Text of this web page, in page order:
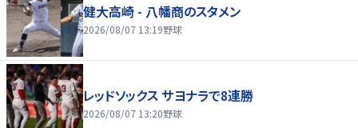
健大高崎 - 八幡商のスタメン
2026/08/07 13:19野球
レッドソックス サヨナラで8連勝
2026/08/07 13:20野球